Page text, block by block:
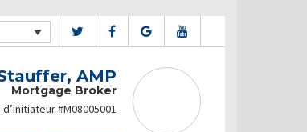
AMP
Mortgage Broker
#M08005001